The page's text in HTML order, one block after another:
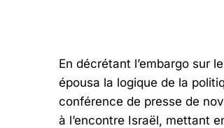
En décrétant l’embargo sur
épousa la logique de la
conférence de presse de
à l’encontre Israël, mettant